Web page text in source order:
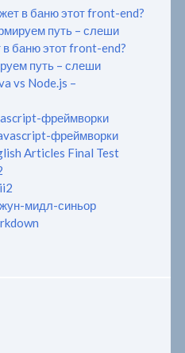
в баню этот front-end?
путь – слеши
баню этот front-end?
путь – слеши
vs Node.js –
фреймворки
фреймворки
Articles Final Test
мидл-синьор